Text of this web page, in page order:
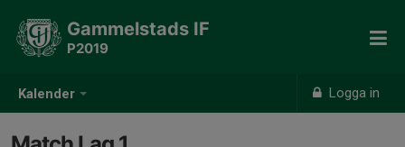
Kalender Logga in
Gammelstads IF
P2019